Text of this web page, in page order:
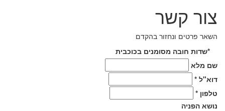
צור קשר
השאר פרטים ונחזור בהקדם
*שדות חובה מסומנים בכוכבית
שם מלא
דוא"ל *
טלפון *
נושא הפניה